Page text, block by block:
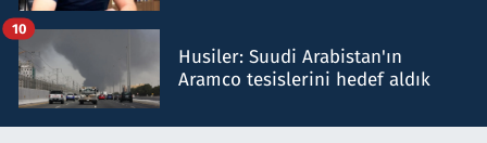
Husiler: Suudi Arabistan'ın
Aramco tesislerini hedef aldık
10